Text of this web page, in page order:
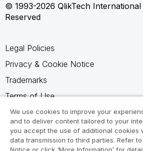
© 1993-2026 QlikTech International
Reserved
Legal Policies
Privacy & Cookie Notice
Trademarks
Terms of Use
Legal Agreements
Product Terms
Do not share my info
We use cookies to improve your
and to deliver content tailored to your
you accept the use of additional cookies
data transmission to third parties. Refer